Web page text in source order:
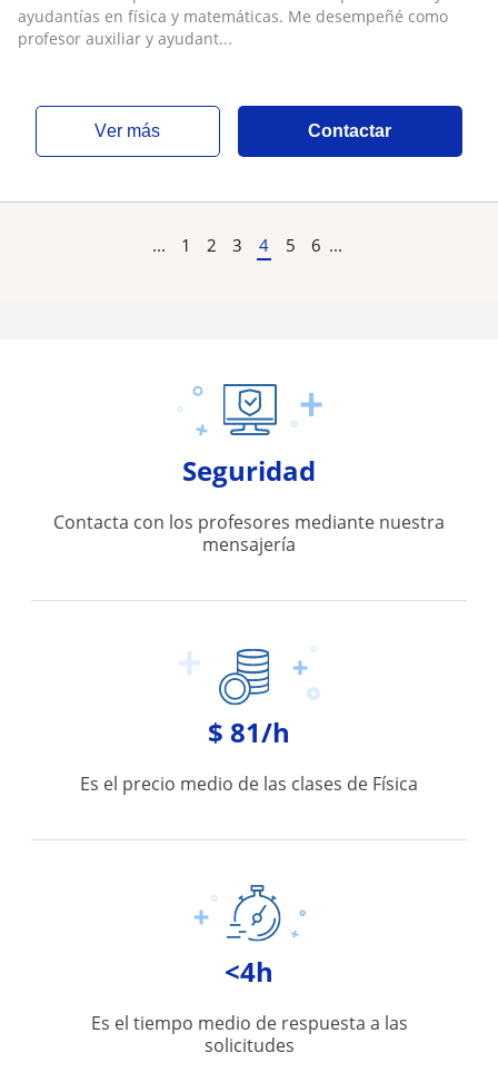
clases particulares de Física y Matemática
para enseñanza básica, media y universitaria
ayudantías en física y matemáticas. Me desempeñé como
profesor auxiliar y ayudant...
ver más Contactar
... 1 2 3 4 5 6 ...
Seguridad
Contacta con los profesores mediante nuestra
mensajería
$ 81/h
Es el precio medio de las clases de Física
<4h
Es el tiempo medio de respuesta a las
solicitudes